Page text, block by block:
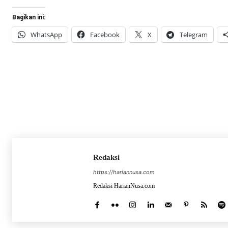
Bagikan ini:
WhatsApp Facebook X Telegram
Redaksi
https://hariannusa.com
Redaksi HarianNusa.com